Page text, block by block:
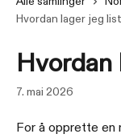
Hvordan lager jeg
Hvordan
7. mai 2026
For å opprette en